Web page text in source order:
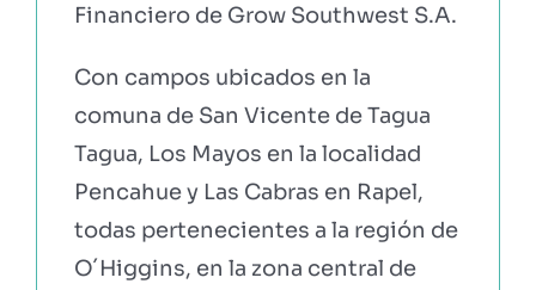
Financiero de Grow Southwest S.A.
Con campos ubicados en la
comuna de San Vicente de Tagua
Tagua, Los Mayos en la localidad
Pencahue y Las Cabras en Rapel,
todas pertenecientes a la región de
O´Higgins, en la zona central de